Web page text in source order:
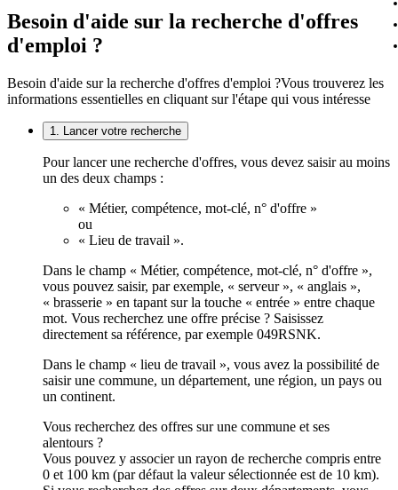
Besoin d'aide sur la recherche d'offres
d'emploi ?
Besoin d'aide sur la recherche d'offres d'emploi ?Vous trouverez les
informations essentielles en cliquant sur l'étape qui vous intéresse
1. Lancer votre recherche
Pour lancer une recherche d'offres, vous devez saisir au moins
un des deux champs :
« Métier, compétence, mot-clé, n° d'offre »
ou
« Lieu de travail ».
Dans le champ « Métier, compétence, mot-clé, n° d'offre »,
vous pouvez saisir, par exemple, « serveur », « anglais »,
« brasserie » en tapant sur la touche « entrée » entre chaque
mot. Vous recherchez une offre précise ? Saisissez
directement sa référence, par exemple 049RSNK.
Dans le champ « lieu de travail », vous avez la possibilité de
saisir une commune, un département, une région, un pays ou
un continent.
Vous recherchez des offres sur une commune et ses
alentours ?
Vous pouvez y associer un rayon de recherche compris entre
0 et 100 km (par défaut la valeur sélectionnée est de 10 km).